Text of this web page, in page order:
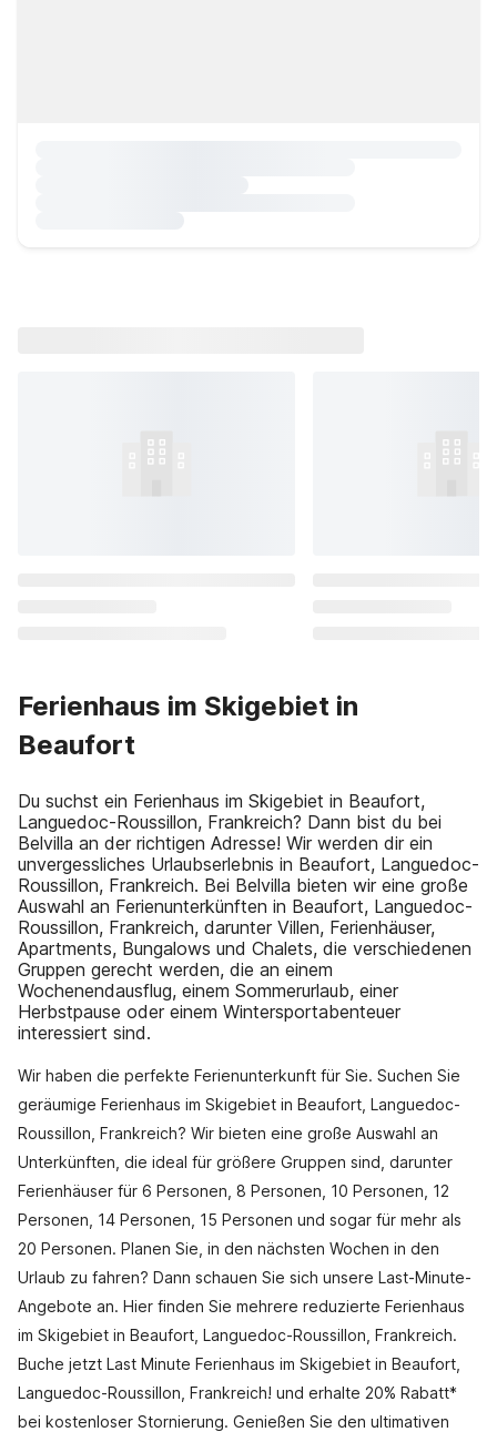
Ferienhaus im Skigebiet in
Beaufort
Du suchst ein Ferienhaus im Skigebiet in Beaufort,
Languedoc-Roussillon, Frankreich? Dann bist du bei
Belvilla an der richtigen Adresse! Wir werden dir ein
unvergessliches Urlaubserlebnis in Beaufort, Languedoc-
Roussillon, Frankreich. Bei Belvilla bieten wir eine große
Auswahl an Ferienunterkünften in Beaufort, Languedoc-
Roussillon, Frankreich, darunter Villen, Ferienhäuser,
Apartments, Bungalows und Chalets, die verschiedenen
Gruppen gerecht werden, die an einem
Wochenendausflug, einem Sommerurlaub, einer
Herbstpause oder einem Wintersportabenteuer
interessiert sind.
Wir haben die perfekte Ferienunterkunft für Sie. Suchen Sie
geräumige Ferienhaus im Skigebiet in Beaufort, Languedoc-
Roussillon, Frankreich? Wir bieten eine große Auswahl an
Unterkünften, die ideal für größere Gruppen sind, darunter
Ferienhäuser für 6 Personen, 8 Personen, 10 Personen, 12
Personen, 14 Personen, 15 Personen und sogar für mehr als
20 Personen. Planen Sie, in den nächsten Wochen in den
Urlaub zu fahren? Dann schauen Sie sich unsere Last-Minute-
Angebote an. Hier finden Sie mehrere reduzierte Ferienhaus
im Skigebiet in Beaufort, Languedoc-Roussillon, Frankreich.
Buche jetzt Last Minute Ferienhaus im Skigebiet in Beaufort,
Languedoc-Roussillon, Frankreich! und erhalte 20% Rabatt*
bei kostenloser Stornierung. Genießen Sie den ultimativen